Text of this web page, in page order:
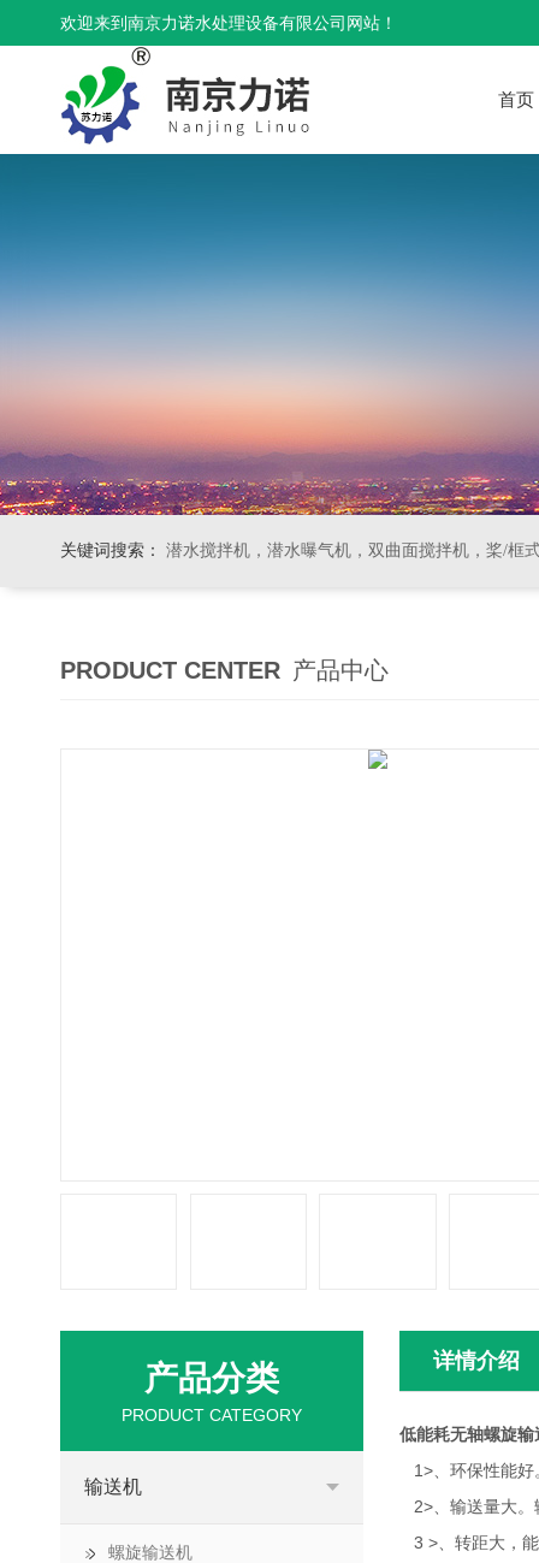
欢迎来到南京力诺水处理设备有限公司网站！
首页
关键词搜索： 潜水搅拌机，潜水曝气机，双曲面搅拌机，桨/框式搅拌
PRODUCT CENTER 产品中心
详情介绍
低能耗无轴螺旋
1>、环保性能好
2>、输送量大。
3 >、转距大，
产品分类
PRODUCT CATEGORY
输送机
螺旋输送机